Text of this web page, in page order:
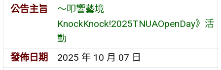
公告主旨
～叩響藝境
KnockKnock!2025TNUAOpenDay》活
動
發佈日期
2025 年 10 月 07 日